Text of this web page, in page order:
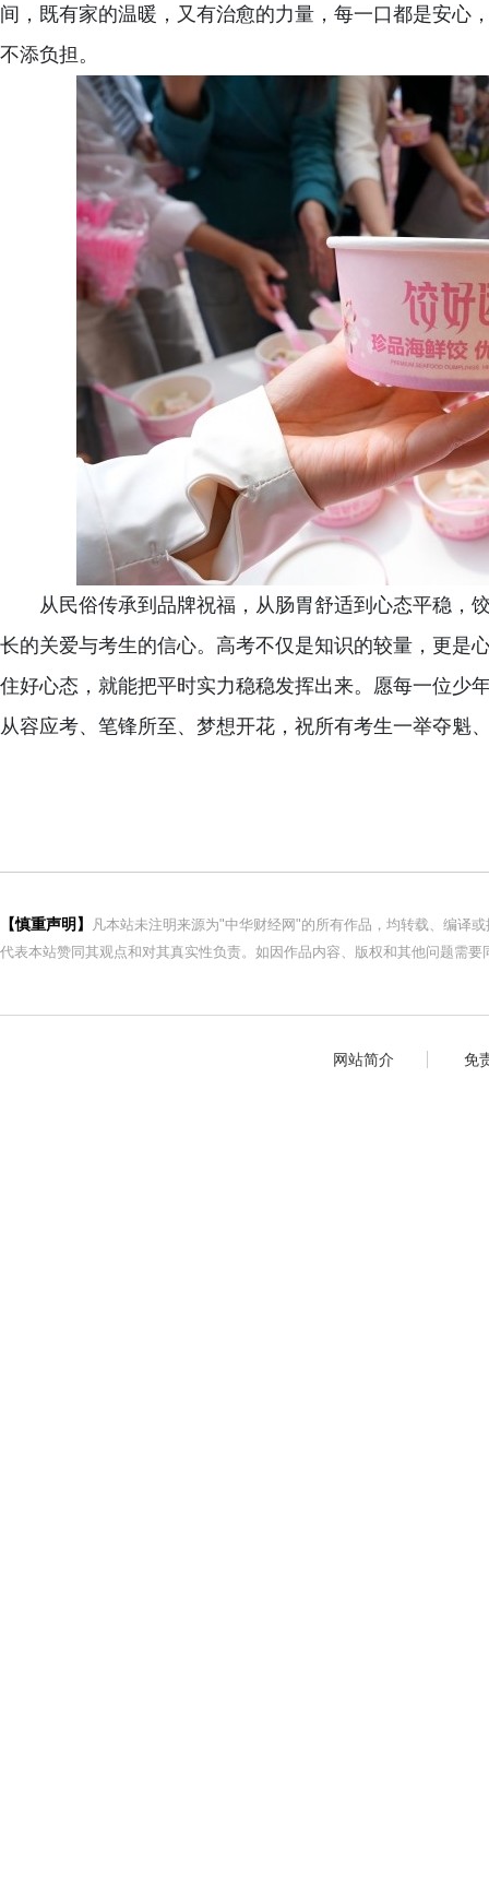
间，既有家的温暖，又有治愈的力量，每一口都是安心
不添负担。
从民俗传承到品牌祝福，从肠胃舒适到心态平稳，
长的关爱与考生的信心。高考不仅是知识的较量，更是
住好心态，就能把平时实力稳稳发挥出来。愿每一位少
从容应考、笔锋所至、梦想开花，祝所有考生一举夺魁
【慎重声明】
凡本站未注明来源为"中华财经网"的所有作品，均转载、编译
代表本站赞同其观点和对其真实性负责。如因作品内容、版权和其他问题需
网站简介 免